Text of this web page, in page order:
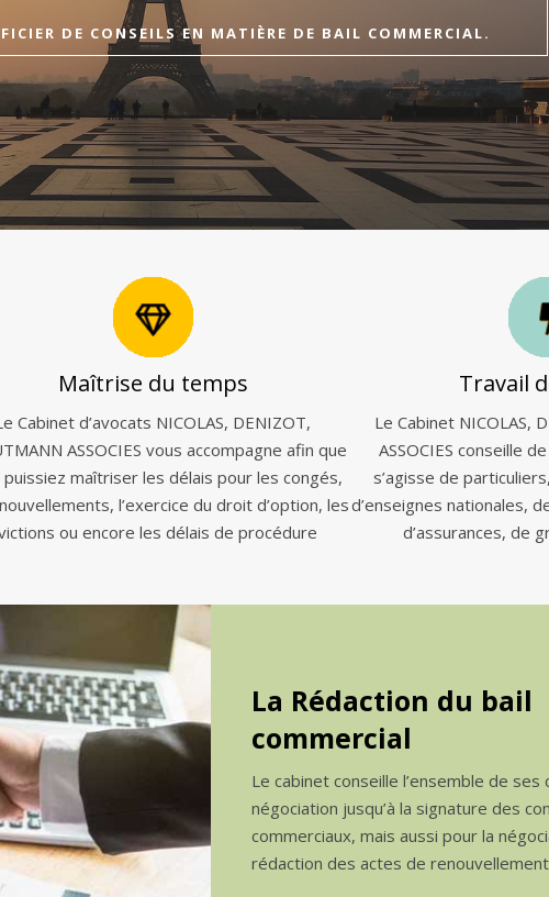
DE CONSEILS EN MATIÈRE DE BAIL COMMERCIAL.
Maîtrise du temps
Cabinet d’avocats NICOLAS, DENIZOT,
ASSOCIES vous accompagne afin que
puissiez maîtriser les délais pour les congés,
l’exercice du droit d’option, les
ou encore les délais de procédure
Travail
Le Cabinet NICOLAS,
ASSOCIES conseille
s’agisse de
d’enseignes nationales,
d’assurances, de
La Rédaction du bail
commercial
Le cabinet conseille l’ensemble de ses
négociation jusqu’à la signature des
commerciaux, mais aussi pour la
rédaction des actes de